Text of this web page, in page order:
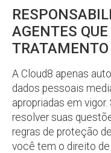
AGENTES
TRATAMENTO
A Cloud8 apenas
dados pessoais
apropriadas em
resolver suas
regras de proteção
você tem o direito